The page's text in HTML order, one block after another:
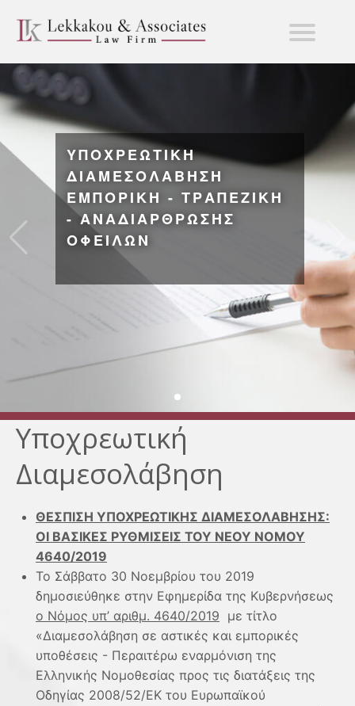
ΥΠΟΧΡΕΩΤΙΚΗ
ΔΙΑΜΕΣΟΛΑΒΗΣΗ
ΕΜΠΟΡΙΚΗ - ΤΡΑΠΕΖΙΚΗ
- ΑΝΑΔΙΑΡΘΡΩΣΗΣ
ΟΦΕΙΛΩΝ
Υποχρεωτική
Διαμεσολάβηση
ΘΕΣΠΙΣΗ ΥΠΟΧΡΕΩΤΙΚΗΣ ΔΙΑΜΕΣΟΛΑΒΗΣΗΣ:
ΟΙ ΒΑΣΙΚΕΣ ΡΥΘΜΙΣΕΙΣ ΤΟΥ ΝΕΟΥ ΝΟΜΟΥ
4640/2019
Το Σάββατο 30 Νοεμβρίου του 2019
δημοσιεύθηκε στην Εφημερίδα της Κυβερνήσεως
ο Νόμος υπ’ αριθμ. 4640/2019 με τίτλο
«Διαμεσολάβηση σε αστικές και εμπορικές
υποθέσεις - Περαιτέρω εναρμόνιση της
Ελληνικής Νομοθεσίας προς τις διατάξεις της
Οδηγίας 2008/52/ΕΚ του Ευρωπαϊκού